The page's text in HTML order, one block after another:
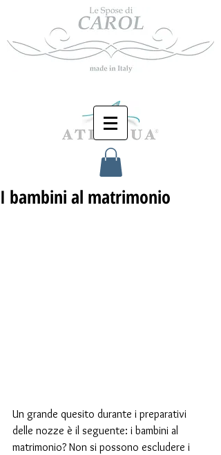
I bambini al matrimonio
Un grande quesito durante i preparativi
delle nozze è il seguente: i bambini al
matrimonio? Non si possono escludere i